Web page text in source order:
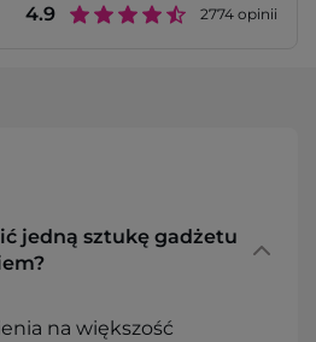
4.9 2774 opinii
jedną sztukę gadżetu
na większość